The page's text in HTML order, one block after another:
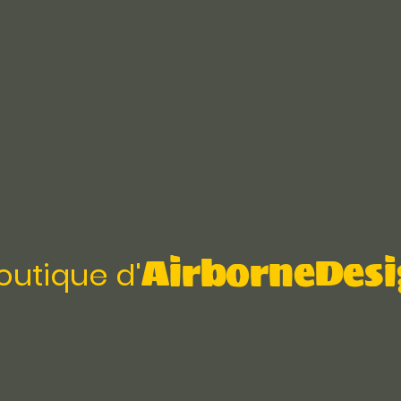
d'